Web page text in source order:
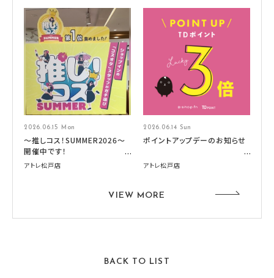
2026.06.15 Mon
～推しコス！SUMMER2026～
開催中です！
アトレ松戸店
2026.06.14 Sun
ポイントアップデーのお知らせ
アトレ松戸店
VIEW MORE
BACK TO LIST